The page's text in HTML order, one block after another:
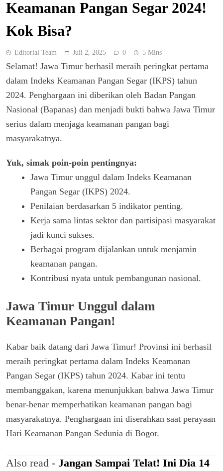
Keamanan Pangan Segar 2024!
Kok Bisa?
Editorial Team Juli 2, 2025 0 5 Mins
Selamat! Jawa Timur berhasil meraih peringkat pertama
dalam Indeks Keamanan Pangan Segar (IKPS) tahun
2024. Penghargaan ini diberikan oleh Badan Pangan
Nasional (Bapanas) dan menjadi bukti bahwa Jawa Timur
serius dalam menjaga keamanan pangan bagi
masyarakatnya.
Yuk, simak poin-poin pentingnya:
Jawa Timur unggul dalam Indeks Keamanan
Pangan Segar (IKPS) 2024.
Penilaian berdasarkan 5 indikator penting.
Kerja sama lintas sektor dan partisipasi masyarakat
jadi kunci sukses.
Berbagai program dijalankan untuk menjamin
keamanan pangan.
Kontribusi nyata untuk pembangunan nasional.
Jawa Timur Unggul dalam
Keamanan Pangan!
Kabar baik datang dari Jawa Timur! Provinsi ini berhasil
meraih peringkat pertama dalam Indeks Keamanan
Pangan Segar (IKPS) tahun 2024. Kabar ini tentu
membanggakan, karena menunjukkan bahwa Jawa Timur
benar-benar memperhatikan keamanan pangan bagi
masyarakatnya. Penghargaan ini diserahkan saat perayaan
Hari Keamanan Pangan Sedunia di Bogor.
Also read - Jangan Sampai Telat! Ini Dia 14